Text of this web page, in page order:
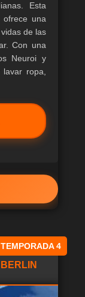
Esta
una
de las
Con una
Neuroi y
ropa,
TEMPORADA 4